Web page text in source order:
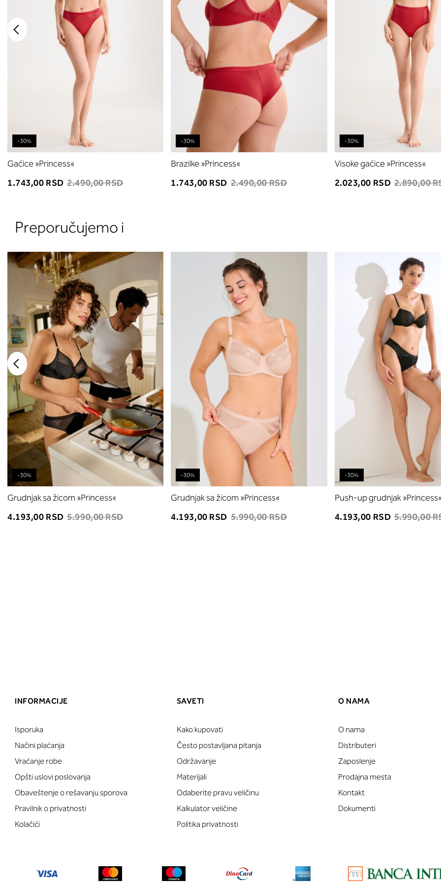
-30%
Gaćice »Princess«
1.743,00 RSD 2.490,00 RSD
-30%
Brazilke »Princess«
1.743,00 RSD 2.490,00 RSD
-30%
Visoke gaćice »Princess«
2.023,00 RSD 2.890,00
Preporučujemo i
-30%
Grudnjak sa žicom »Princess«
4.193,00 RSD 5.990,00 RSD
-30%
Grudnjak sa žicom »Princess«
4.193,00 RSD 5.990,00 RSD
-30%
Push-up grudnjak
4.193,00 RSD 5.990,00
INFORMACIJE
Isporuka
Načini plaćanja
Vraćanje robe
Opšti uslovi poslovanja
Obaveštenje o rešavanju sporova
Pravilnik o privatnosti
Kolačići
SAVETI
Kako kupovati
Često postavljana pitanja
Održavanje
Materijali
Odaberite pravu veličinu
Kalkulator veličine
Politika privatnosti
O NAMA
O nama
Distributeri
Zaposlenje
Prodajna mesta
Kontakt
Dokumenti